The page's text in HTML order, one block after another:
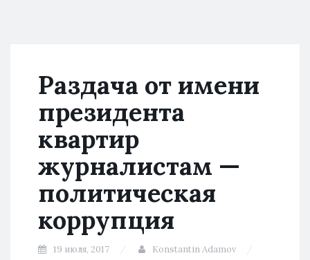
Раздача от имени
президента
квартир
журналистам —
политическая
коррупция
19 июля, 2017
Konstantin Adamov